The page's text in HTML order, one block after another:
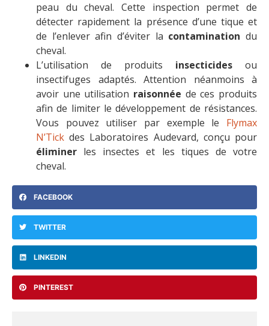
peau du cheval. Cette inspection permet de
détecter rapidement la présence d’une tique et
de l’enlever afin d’éviter la contamination du
cheval.
L’utilisation de produits insecticides ou
insectifuges adaptés. Attention néanmoins à
avoir une utilisation raisonnée de ces produits
afin de limiter le développement de résistances.
Vous pouvez utiliser par exemple le Flymax
N’Tick des Laboratoires Audevard, conçu pour
éliminer les insectes et les tiques de votre
cheval.
FACEBOOK
TWITTER
LINKEDIN
PINTEREST